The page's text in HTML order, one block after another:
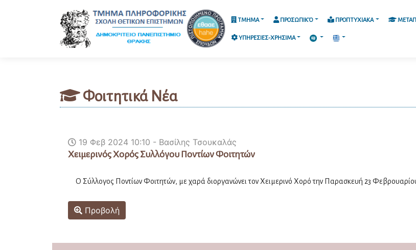
ΤΜΗΜΑ ΠΡΟΣΩΠΙΚΌ ΠΡΟΠΤΥΧΙΑΚΑ
ΥΠΗΡΕΣΙΕΣ-ΧΡΗΣΙΜΑ
Φοιτητικά Νέα
19 Φεβ 2024 10:10 - Βασίλης Τσουκαλάς
Χειμερινός Χορός Συλλόγου Ποντίων Φοιτητών
Ο Σύλλογος Ποντίων Φοιτητών, με χαρά διοργανώνει τον Χειμερινό Χορό την Παρασκευή 23
Προβολή